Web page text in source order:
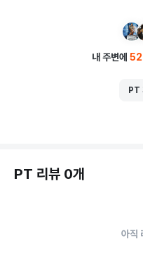
내 주변에 52
PT
PT 리뷰 0개
아직